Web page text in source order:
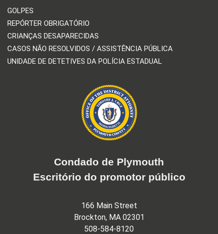
GOLPES
REPÓRTER OBRIGATÓRIO
CRIANÇAS DESAPARECIDAS
CASOS NÃO RESOLVIDOS / ASSISTÊNCIA PÚBLICA
UNIDADE DE DETETIVES DA POLÍCIA ESTADUAL
Condado de Plymouth
Escritório do promotor público
166 Main Street
Brockton, MA 02301
508-584-8120